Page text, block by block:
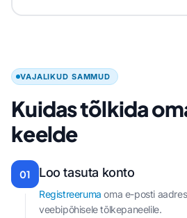
VAJALIKUD SAMMUD
Kuidas tõlkida
keelde
01 Loo tasuta konto
Registreeruma oma e-posti
veebipõhisele tõlkepaneelile.